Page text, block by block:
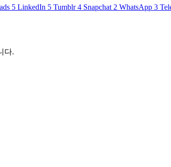
5 LinkedIn 5 Tumblr 4 Snapchat 2 WhatsApp 3
다.